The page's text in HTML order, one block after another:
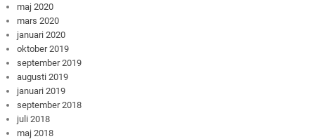
maj 2020
mars 2020
januari 2020
oktober 2019
september 2019
augusti 2019
januari 2019
september 2018
juli 2018
maj 2018